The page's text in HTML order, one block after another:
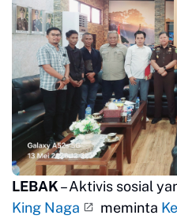
LEBAK– Aktivis sosial
King Naga
meminta